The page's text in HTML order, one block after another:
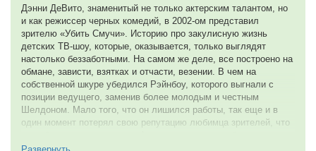
Несмотря на разделение на «хороших» и «плохих», это
деление весьма условное — все герои, какие бы они ни были,
«вертятся» вокруг одного центра, которые олицетворяет
розовый носорог — кому-то хочется его уничтожить, кому-то
безмерно любить.
Не знаю, за что актеру, изображающего Радугу, дали
«Золотую малину», но его герой уникален. Он собирает все
пороки, сконцентрировавшись на обиженном «я», но чудесным
образом избавляется от этого груза — совсем как в детских
Дэнни ДеВито, знаменитый не только актерским талантом, но
и как режиссер черных комедий, в 2002-ом представил
зрителю «Убить Смучи». Историю про закулисную жизнь
детских ТВ-шоу, которые, оказывается, только выглядят
настолько беззаботными. На самом же деле, все построено на
обмане, зависти, взятках и отчасти, везении. В чем на
собственной шкуре убедился Рэйнбоу, которого выгнали с
позиции ведущего, заменив более молодым и честным
Шелдоном. Мало того, что он лишился работы, так еще и в
один момент потерял свою репутацию любимца зрителей, что
мало что смыслящий в шоу-бизнесе простак с каждым днем